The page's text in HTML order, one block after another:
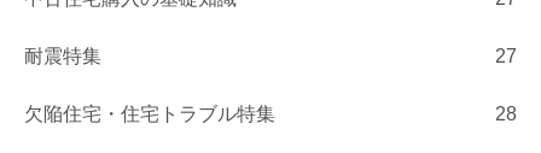
耐震特集 27
欠陥住宅・住宅トラブル特集 28